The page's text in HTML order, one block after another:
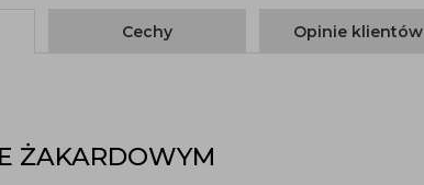
Cechy Opinie klientów
ŻAKARDOWYM